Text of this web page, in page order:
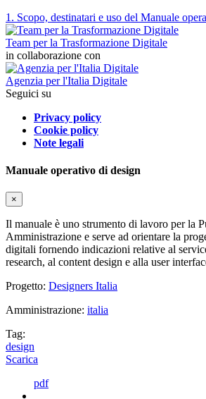
1. Scopo, destinatari e uso del Manuale
Team per la Trasformazione Digitale
in collaborazione con
Agenzia per l'Italia Digitale
Seguici su
Privacy policy
Cookie policy
Note legali
Manuale operativo di design
×
Il manuale è uno strumento di lavoro per la
Amministrazione e serve ad orientare la
digitali fornendo indicazioni relative al
research, al content design e alla user
Progetto: Designers Italia
Amministrazione: italia
Tag:
design
Scarica
pdf